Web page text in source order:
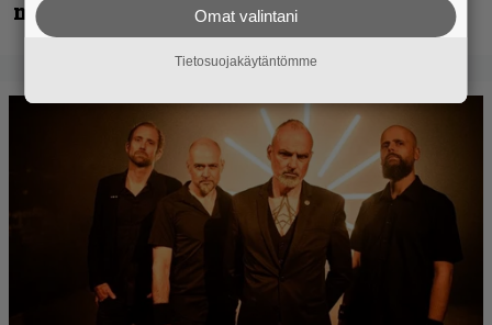
muita avauspäivän esiintyjiä
Omat valintani
Tietosuojakäytäntömme